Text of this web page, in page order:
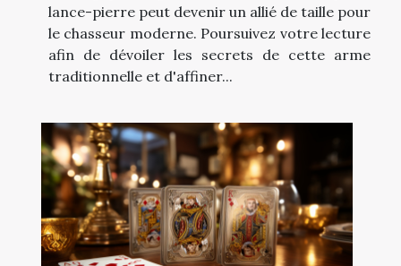
lance-pierre peut devenir un allié de taille pour
le chasseur moderne. Poursuivez votre lecture
afin de dévoiler les secrets de cette arme
traditionnelle et d'affiner...